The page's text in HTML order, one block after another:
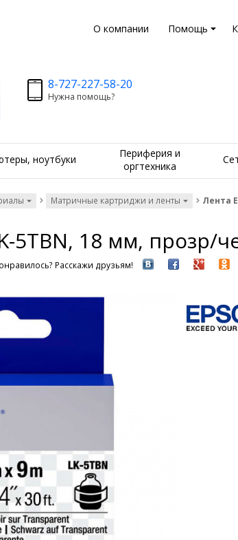
О компании Помощь
8-727-227-58-20
Нужна помощь?
ноутбуки
Периферия и
оргтехника
Матричные картриджи и ленты Лента
5TBN, 18 мм, прозр/
Расскажи друзьям!